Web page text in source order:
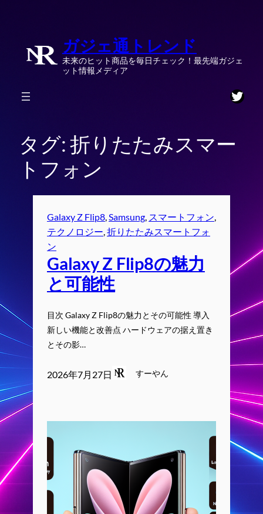
ガジェ通トレンド
未来のヒット商品を毎日チェック！最先端ガジェ
ット情報メディア
タグ:折りたたみスマー
トフォン
Galaxy Z Flip8 Samsung スマートフォン
テクノロジー 折りたたみスマートフォ
ン
Galaxy Z Flip8の魅力
と可能性
目次 Galaxy Z Flip8の魅力とその可能性 導入
新しい機能と改善点 ハードウェアの据え置き
とその影…
2026年7月27日 すーやん